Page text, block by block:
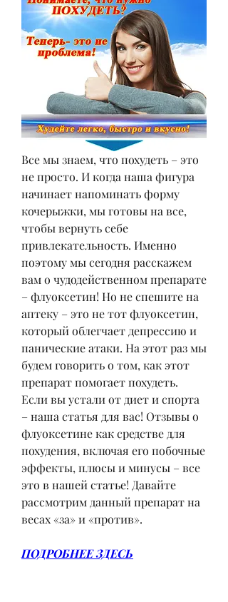
Все мы знаем, что похудеть – это
не просто. И когда наша фигура
начинает напоминать форму
кочерыжки, мы готовы на все,
чтобы вернуть себе
привлекательность. Именно
поэтому мы сегодня расскажем
вам о чудодейственном препарате
– флуоксетин! Но не спешите на
аптеку – это не тот флуоксетин,
который облегчает депрессию и
панические атаки. На этот раз мы
будем говорить о том, как этот
препарат помогает похудеть.
Если вы устали от диет и спорта
– наша статья для вас! Отзывы о
флуоксетине как средстве для
похудения, включая его побочные
эффекты, плюсы и минусы – все
это в нашей статье! Давайте
рассмотрим данный препарат на
весах «за» и «против».
ПОДРОБНЕЕ ЗДЕСЬ